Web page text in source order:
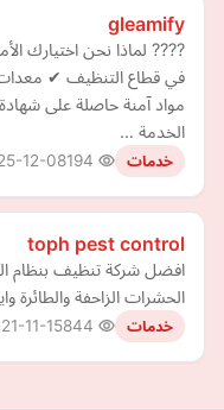
gleamify
في قطاع التنظيف ✔ معدات
الخدمة …
خدمات 12-08
toph pest control
افضل شركة تنظيف بنظام
الحشرات الزاحفة
خدمات 11-15